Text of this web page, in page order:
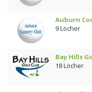
Auburn
9 Löcher
Bay Hills
18 Löcher